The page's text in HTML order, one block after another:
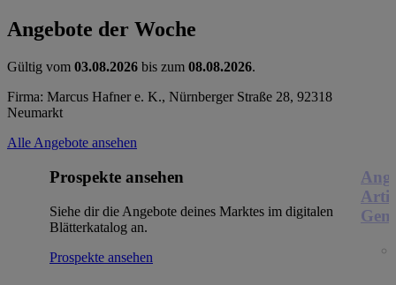
Angebote der Woche
Gültig vom 03.08.2026 bis zum 08.08.2026.
Firma: Marcus Hafner e. K., Nürnberger Straße 28, 92318
Neumarkt
Alle Angebote ansehen
Prospekte ansehen
Siehe dir die Angebote deines Marktes im digitalen
Blätterkatalog an.
Prospekte ansehen